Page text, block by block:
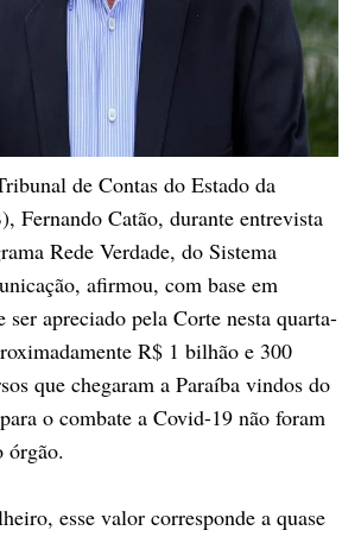
de Contas do Estado da
Fernando Catão, durante entrevista
Rede Verdade, do Sistema
afirmou, com base em
ser apreciado pela Corte nesta quarta-
R$ 1 bilhão e 300
que chegaram a Paraíba vindos do
o combate a Covid-19 não foram
órgão.
esse valor corresponde a quase